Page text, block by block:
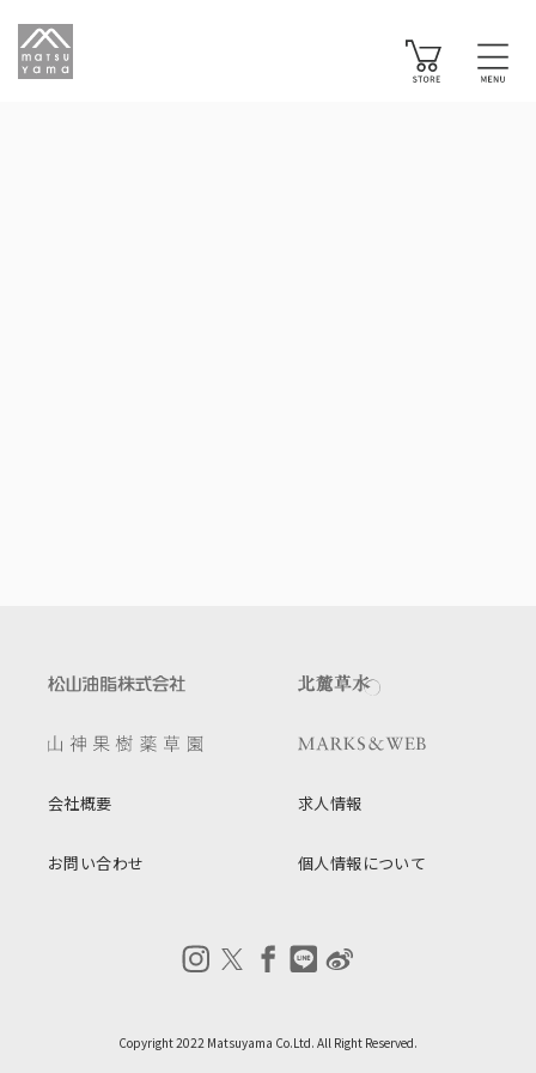
会社概要 求人情報
お問い合わせ 個人情報について
Copyright 2022 Matsuyama Co.Ltd. All Right Reserved.